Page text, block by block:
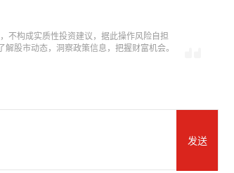
不构成实质性投资建议，据此操作风险自担
股市动态，洞察政策信息，把握财富机会。
发送